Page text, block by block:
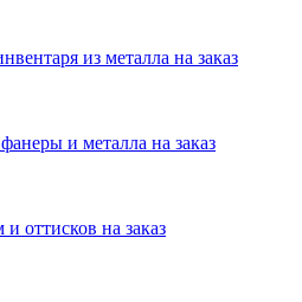
из металла на заказ
и металла на заказ
оттисков на заказ